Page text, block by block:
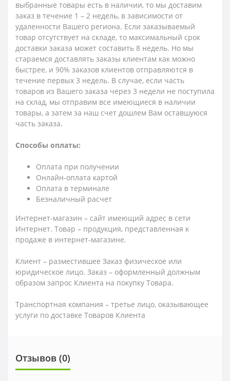
выбранные товары есть в наличии, то мы доставим
заказ в течение 1 – 2 недель, в зависимости от
удаленности Вашего региона. Если заказываемый
товар отсутствует на складе, то максимальный срок
доставки заказа может составить 8 недель. Но мы
стараемся доставлять заказы клиентам как можно
быстрее, и 90% заказов клиентов отправляются в
течение первых 3 недель. В случае, если часть
товаров из Вашего заказа через 3 недели не поступила
на склад, мы отправим все имеющиеся в наличии
товары, а затем за наш счет дошлем Вам оставшуюся
часть заказа.
Способы оплаты:
Оплата при получении
Онлайн-оплата картой
Оплата в терминале
Безналичный расчет
Интернет-магазин – сайт имеющий адрес в сети
Интернет. Товар – продукция, представленная к
продаже в интернет-магазине.
Клиент – разместившее Заказ физическое или
юридическое лицо. Заказ – оформленный должным
образом запрос Клиента на покупку Товара.
Транспортная компания – третье лицо, оказывающее
услуги по доставке Товаров Клиента
Отзывов (0)